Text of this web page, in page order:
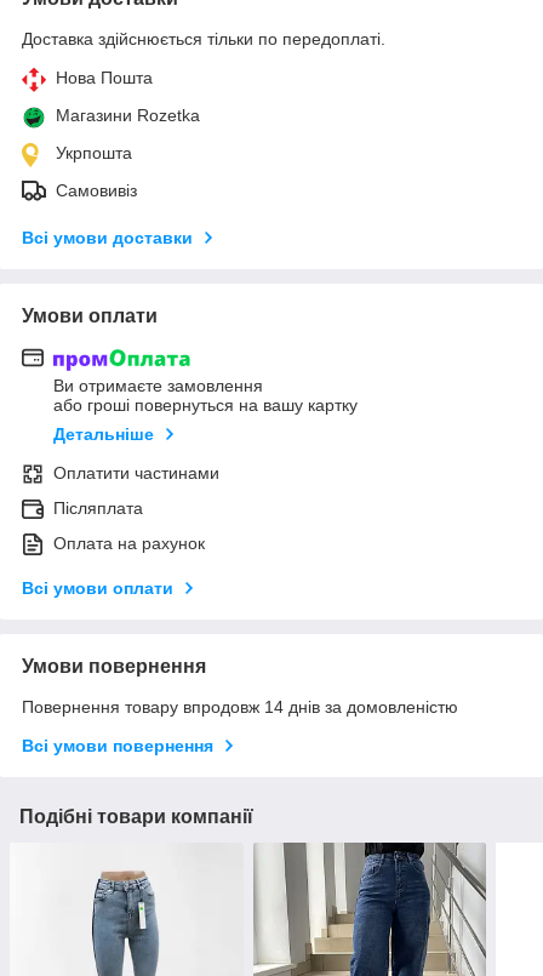
Доставка здійснюється тільки по передоплаті.
Нова Пошта
Магазини Rozetka
Укрпошта
Самовивіз
Всі умови доставки
Умови оплати
Ви отримаєте замовлення
або гроші повернуться на вашу картку
Детальніше
Оплатити частинами
Післяплата
Оплата на рахунок
Всі умови оплати
Умови повернення
Повернення товару впродовж 14 днів за домовленістю
Всі умови повернення
Подібні товари компанії